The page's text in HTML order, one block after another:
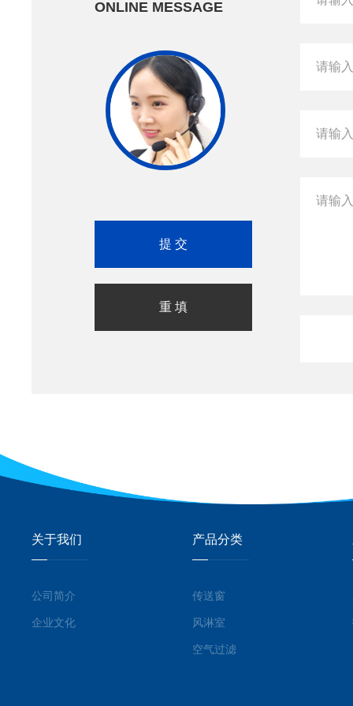
ONLINE MESSAGE
关于我们
公司简介
企业文化
产品分类
传送窗
风淋室
空气过滤